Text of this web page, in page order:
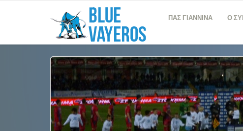
ΠΑΣ ΓΙΑΝΝΙΝΑ Ο